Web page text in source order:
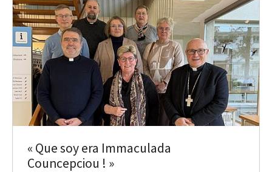
« Que soy era Immaculada
Councepciou ! »